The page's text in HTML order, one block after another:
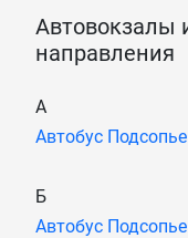
Автовокзалы
направления
А
Автобус
Б
Автобус